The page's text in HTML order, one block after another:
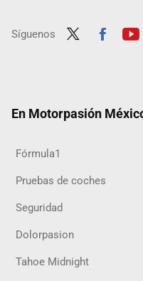
Síguenos
En Motorpasión
Fórmula1
Pruebas de coches
Seguridad
Dolorpasion
Tahoe Midnight